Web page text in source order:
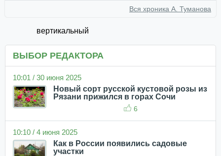
Вся хроника А. Туманова
вертикальный
ВЫБОР РЕДАКТОРА
10:01 / 30 июня 2025
Новый сорт русской кустовой розы из
Рязани прижился в горах Сочи
6
10:10 / 4 июня 2025
Как в России появились садовые
участки